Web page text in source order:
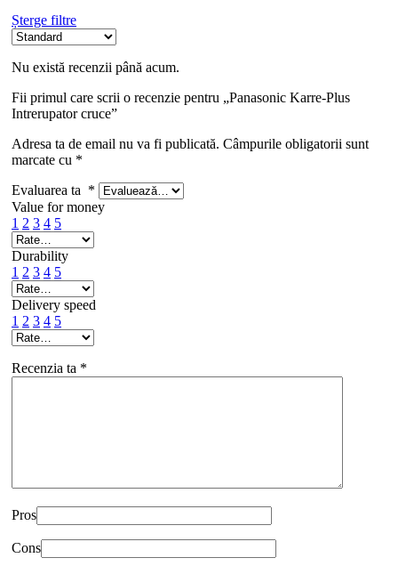
Șterge filtre
Nu există recenzii până acum.
Fii primul care scrii o recenzie pentru „Panasonic Karre-Plus
Intrerupator cruce”
Adresa ta de email nu va fi publicată. Câmpurile obligatorii sunt
marcate cu *
Evaluarea ta *
Value for money
1 2 3 4 5
Durability
1 2 3 4 5
Delivery speed
1 2 3 4 5
Recenzia ta *
Pros
Cons